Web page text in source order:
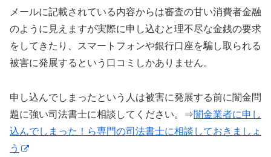
メールに記載されている内容からは審査の甘い消費者金融
のように見えますが実際に申し込むと理不尽な金銭の要求
をしてきたり、スマートフォンや銀行口座を騙し取られる
被害に発展するという口コミしかありません。
申し込んでしまったという人は被害に発展する前に闇金問
題に強い司法書士に相談してください。⇒闇金業者に申し
込んでしまった！ら専門の司法書士に相談しておきましょ
う